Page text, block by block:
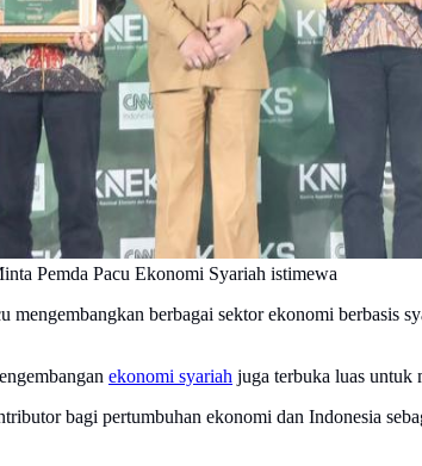
Pemda Pacu Ekonomi Syariah istimewa
mengembangkan berbagai sektor ekonomi
ekonomi syariah juga terbuka luas untuk
bagi pertumbuhan ekonomi dan Indonesia